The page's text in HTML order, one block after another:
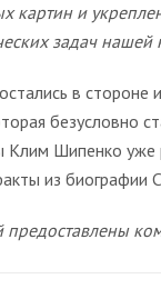
картин и
задач
в
безусловно
Клим Шипенко
из биографии